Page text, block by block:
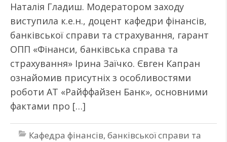
Наталія Гладиш. Модератором заходу
виступила к.е.н., доцент кафедри фінансів,
банківської справи та страхування, гарант
ОПП «Фінанси, банківська справа та
страхування» Ірина Заїчко. Євген Капран
ознайомив присутніх з особливостями
роботи АТ «Райффайзен Банк», основними
фактами про […]
Кафедра фінансів, банківської справи та